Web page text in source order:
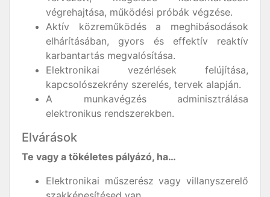
végrehajtása, működési próbák végzése.
Aktív közreműködés a meghibásodások
elhárításában, gyors és effektív reaktív
karbantartás megvalósítása.
Elektronikai vezérlések felújítása,
kapcsolószekrény szerelés, tervek alapján.
A munkavégzés adminisztrálása
elektronikus rendszerekben.
Elvárások
Te vagy a tökéletes pályázó, ha…
Elektronikai műszerész vagy villanyszerelő